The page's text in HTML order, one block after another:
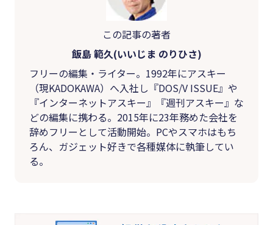
この記事の著者
飯島 範久(いいじま のりひさ)
フリーの編集・ライター。1992年にアスキー
（現KADOKAWA）へ入社し『DOS/V ISSUE』や
『インターネットアスキー』『週刊アスキー』な
どの編集に携わる。2015年に23年務めた会社を
辞めフリーとして活動開始。PCやスマホはもち
ろん、ガジェット好きで各種媒体に執筆してい
る。